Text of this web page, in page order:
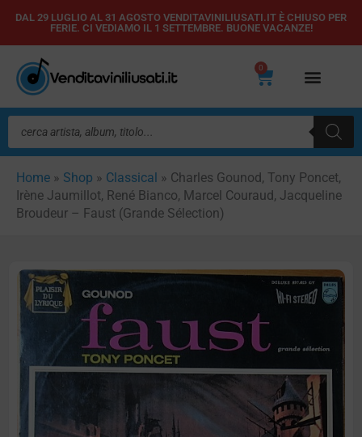
Vai
contenuto
DAL 29 LUGLIO AL 31 AGOSTO VENDITAVINILIUSATI.IT È CHIUSO PER
FERIE. CI VEDIAMO IL 1 SETTEMBRE. BUONE VACANZE!
0
Carrello
Ricerca
prodotti
Home » Shop » Classical » Charles Gounod, Tony Poncet,
Irène Jaumillot, René Bianco, Marcel Couraud, Jacqueline
Broudeur – Faust (Grande Sélection)